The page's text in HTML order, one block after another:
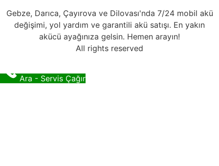
Gebze, Darıca, Çayırova ve Dilovası'nda 7/24 mobil akü
değişimi, yol yardım ve garantili akü satışı. En yakın
akücü ayağınıza gelsin. Hemen arayın!
All rights reserved
Ara - Servis Çağır